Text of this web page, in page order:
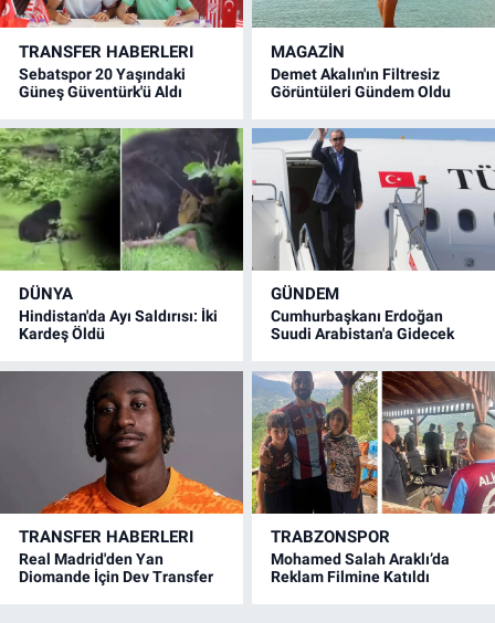
TRANSFER HABERLERI
Sebatspor 20 Yaşındaki
Güneş Güventürk'ü Aldı
MAGAZİN
Demet Akalın'ın Filtresiz
Görüntüleri Gündem Oldu
DÜNYA
Hindistan'da Ayı Saldırısı: İki
Kardeş Öldü
GÜNDEM
Cumhurbaşkanı Erdoğan
Suudi Arabistan'a Gidecek
TRANSFER HABERLERI
Real Madrid'den Yan
Diomande İçin Dev Transfer
TRABZONSPOR
Mohamed Salah Araklı’da
Reklam Filmine Katıldı